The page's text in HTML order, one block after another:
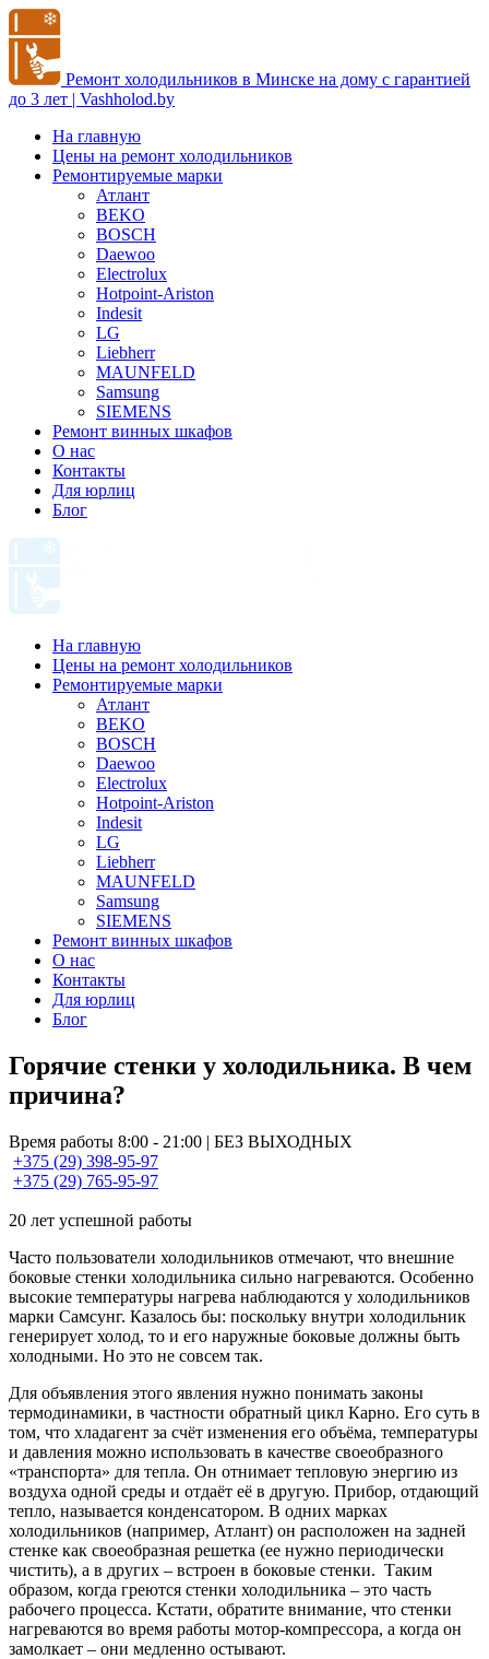
Ремонт холодильников в Минске на дому с гарантией
до 3 лет | Vashholod.by
На главную
Цены на ремонт холодильников
Ремонтируемые марки
Атлант
BEKO
BOSCH
Daewoo
Electrolux
Hotpoint-Ariston
Indesit
LG
Liebherr
MAUNFELD
Samsung
SIEMENS
Ремонт винных шкафов
О нас
Контакты
Для юрлиц
Блог
На главную
Цены на ремонт холодильников
Ремонтируемые марки
Атлант
BEKO
BOSCH
Daewoo
Electrolux
Hotpoint-Ariston
Indesit
LG
Liebherr
MAUNFELD
Samsung
SIEMENS
Ремонт винных шкафов
О нас
Контакты
Для юрлиц
Блог
Горячие стенки у холодильника. В чем
причина?
Время работы 8:00 - 21:00 | БЕЗ ВЫХОДНЫХ
+375 (29) 398-95-97
+375 (29) 765-95-97
20 лет успешной работы
Часто пользователи холодильников отмечают, что внешние
боковые стенки холодильника сильно нагреваются. Особенно
высокие температуры нагрева наблюдаются у холодильников
марки Самсунг. Казалось бы: поскольку внутри холодильник
генерирует холод, то и его наружные боковые должны быть
холодными. Но это не совсем так.
Для объявления этого явления нужно понимать законы
термодинамики, в частности обратный цикл Карно. Его суть в
том, что хладагент за счёт изменения его объёма, температуры
и давления можно использовать в качестве своеобразного
«транспорта» для тепла. Он отнимает тепловую энергию из
воздуха одной среды и отдаёт её в другую. Прибор, отдающий
тепло, называется конденсатором. В одних марках
холодильников (например, Атлант) он расположен на задней
стенке как своеобразная решетка (ее нужно периодически
чистить), а в других – встроен в боковые стенки. Таким
образом, когда греются стенки холодильника – это часть
рабочего процесса. Кстати, обратите внимание, что стенки
нагреваются во время работы мотор-компрессора, а когда он
замолкает – они медленно остывают.